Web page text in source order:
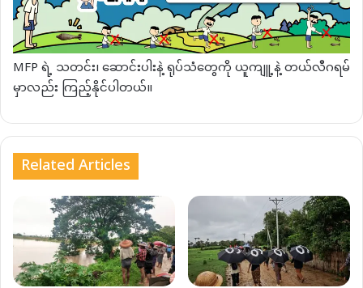
MFP ရဲ့ သတင်း၊ ဆောင်းပါးနဲ့ ရုပ်သံတွေကို ယူကျူ့နဲ့ တယ်လီဂရမ်
မှာလည်း ကြည့်နိုင်ပါတယ်။
Related Articles